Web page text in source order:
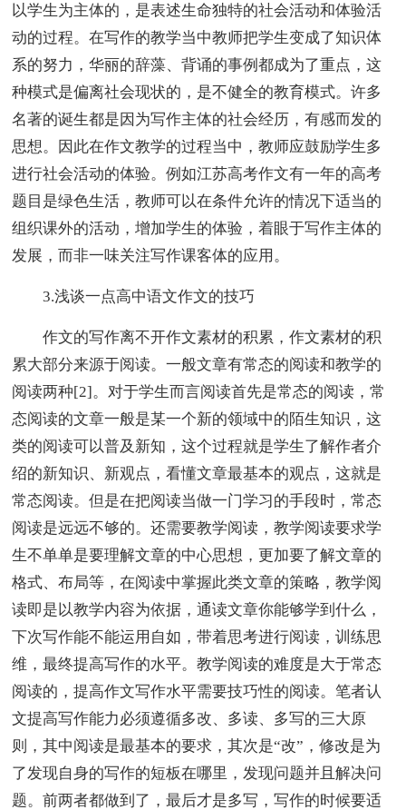
以学生为主体的，是表述生命独特的社会活动和体验活
动的过程。在写作的教学当中教师把学生变成了知识体
系的努力，华丽的辞藻、背诵的事例都成为了重点，这
种模式是偏离社会现状的，是不健全的教育模式。许多
名著的诞生都是因为写作主体的社会经历，有感而发的
思想。因此在作文教学的过程当中，教师应鼓励学生多
进行社会活动的体验。例如江苏高考作文有一年的高考
题目是绿色生活，教师可以在条件允许的情况下适当的
组织课外的活动，增加学生的体验，着眼于写作主体的
发展，而非一味关注写作课客体的应用。
3.浅谈一点高中语文作文的技巧
作文的写作离不开作文素材的积累，作文素材的积
累大部分来源于阅读。一般文章有常态的阅读和教学的
阅读两种[2]。对于学生而言阅读首先是常态的阅读，常
态阅读的文章一般是某一个新的领域中的陌生知识，这
类的阅读可以普及新知，这个过程就是学生了解作者介
绍的新知识、新观点，看懂文章最基本的观点，这就是
常态阅读。但是在把阅读当做一门学习的手段时，常态
阅读是远远不够的。还需要教学阅读，教学阅读要求学
生不单单是要理解文章的中心思想，更加要了解文章的
格式、布局等，在阅读中掌握此类文章的策略，教学阅
读即是以教学内容为依据，通读文章你能够学到什么，
下次写作能不能运用自如，带着思考进行阅读，训练思
维，最终提高写作的水平。教学阅读的难度是大于常态
阅读的，提高作文写作水平需要技巧性的阅读。笔者认
文提高写作能力必须遵循多改、多读、多写的三大原
则，其中阅读是最基本的要求，其次是“改”，修改是为
了发现自身的写作的短板在哪里，发现问题并且解决问
题。前两者都做到了，最后才是多写，写作的时候要适